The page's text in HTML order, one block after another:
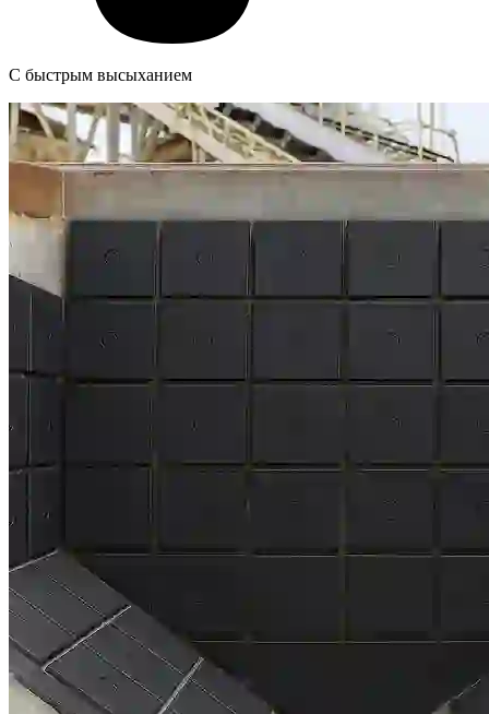
С быстрым высыханием